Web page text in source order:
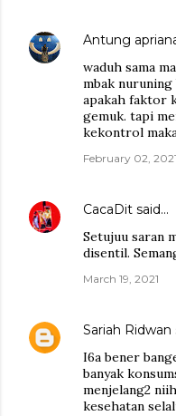
Antung
waduh sama
mbak
apakah faktor
gemuk. tapi
kekontrol
February 02, 2021
CacaDit said…
Setujuu saran
disentil.
March 19, 2021
Sariah Ridwan
I6a bener
banyak
menjelang2
kesehatan